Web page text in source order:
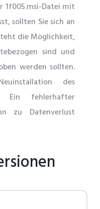
1f005.msi-Datei mit
sollten Sie sich an
die Möglichkeit,
sind und
werden sollten.
des
Ein fehlerhafter
zu Datenverlust